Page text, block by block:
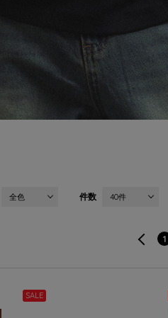
全色 件数 40件
1
SALE